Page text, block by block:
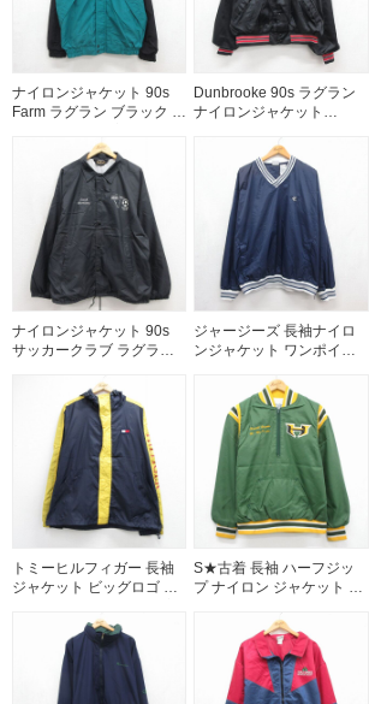
ナイロンジャケット 90s
Farm ラグラン ブラック メ
Dunbrooke 90s ラグラン
ナイロンジャケット
ナイロンジャケット 90s
サッカークラブ ラグラン
ジャージーズ 長袖ナイロ
ンジャケット ワンポイン
相当 | 古着
トミーヒルフィガー 長袖
ジャケット ビッグロゴ ネ
S★古着 長袖 ハーフジッ
プ ナイロン ジャケット メ
グリーン 26jul22